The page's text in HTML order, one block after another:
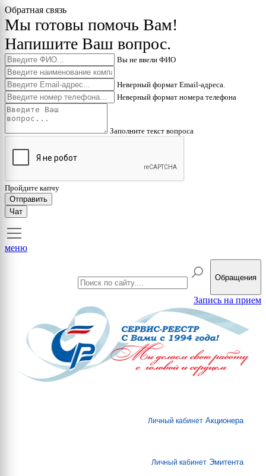
Обратная связь
Мы готовы помочь Вам!
Напишите Ваш вопрос.
Вы не ввели ФИО
Неверный формат Email-адреса.
Неверный формат номера телефона
Заполните текст вопроса
Пройдите капчу
Отправить
Чат
меню
Обращения
Запись на прием
Личный кабинет Акционера
Личный кабинет Эмитента